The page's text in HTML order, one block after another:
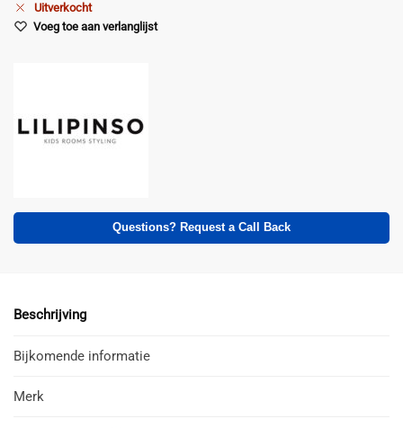
Uitverkocht
Voeg toe aan verlanglijst
Questions? Request a Call Back
Beschrijving
Bijkomende informatie
Merk